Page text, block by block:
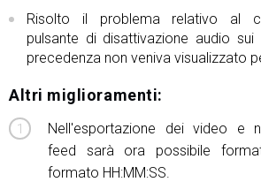
Risolto il problema relativo al
pulsante di disattivazione audio
precedenza non veniva visualizzato
Altri miglioramenti:
Nell'esportazione dei video e
feed sarà ora possibile
formato HH:MM:SS.